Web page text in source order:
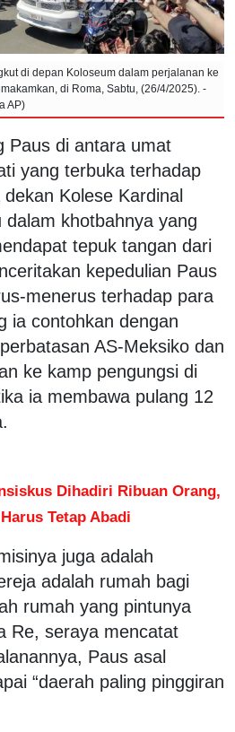
di depan Koloseum dalam perjalanan ke
di Roma, Sabtu, (26/4/2025). -
AP)
Paus di antara umat
yang terbuka terhadap
Kolese Kardinal
dalam khotbahnya yang
tepuk tangan dari
kepedulian Paus
menerus terhadap para
ia contohkan dengan
AS-Meksiko dan
ke kamp pengungsi di
ia membawa pulang 12
Dihadiri Ribuan Orang,
Tetap Abadi
juga adalah
adalah rumah bagi
rumah yang pintunya
Re, seraya mencatat
Paus asal
“daerah paling pinggiran